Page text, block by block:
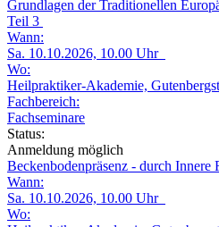
Grundlagen der Traditionellen
Teil 3
Wann:
Sa. 10.10.2026, 10.00 Uhr
Wo:
Heilpraktiker-Akademie,
Fachbereich:
Fachseminare
Status:
Anmeldung möglich
Beckenbodenpräsenz - durch Innere
Wann:
Sa. 10.10.2026, 10.00 Uhr
Wo: